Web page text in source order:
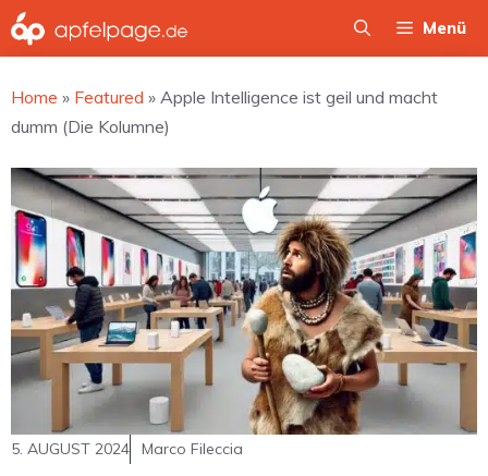
Zum
Inhalt
Menü
Home » Featured » Apple Intelligence ist geil und macht
dumm (Die Kolumne)
5. AUGUST 2024 Marco Fileccia